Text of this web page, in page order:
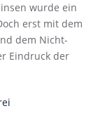
wurde ein
erst mit dem
dem Nicht-
Eindruck der